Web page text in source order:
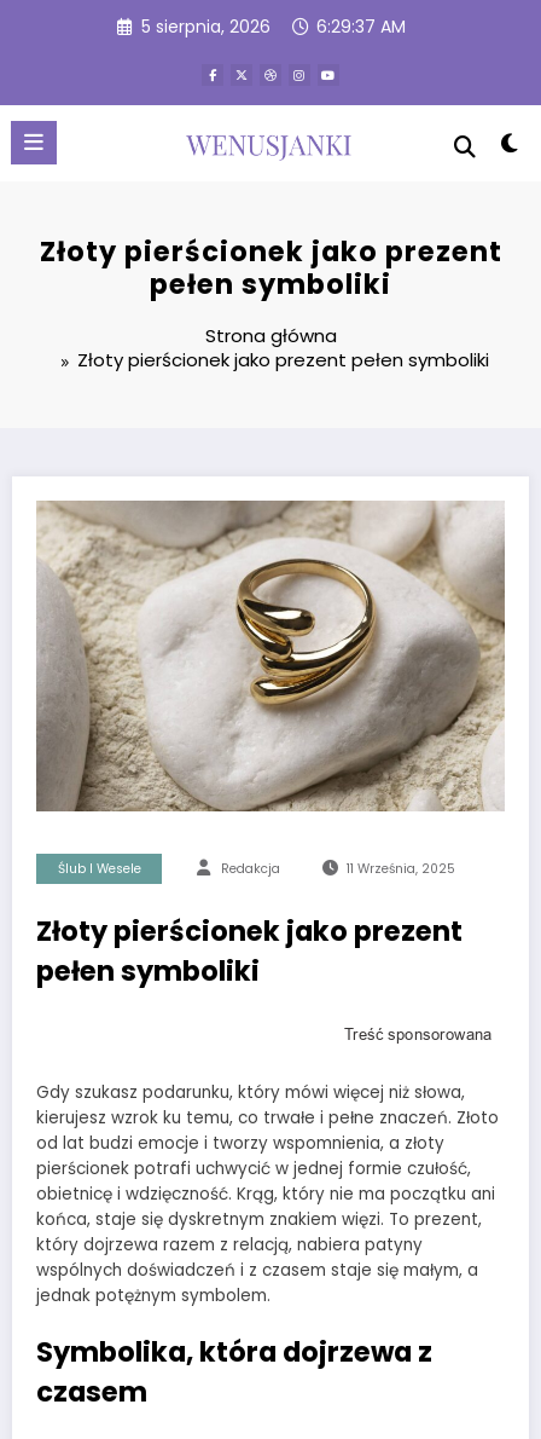
5 sierpnia, 2026 6:29:37 AM
Złoty pierścionek jako prezent
pełen symboliki
Strona główna
Złoty pierścionek jako prezent pełen symboliki
Ślub I Wesele Redakcja 11 Września, 2025
Złoty pierścionek jako prezent
pełen symboliki
Gdy szukasz podarunku, który mówi więcej niż słowa,
kierujesz wzrok ku temu, co trwałe i pełne znaczeń. Złoto
od lat budzi emocje i tworzy wspomnienia, a złoty
pierścionek potrafi uchwycić w jednej formie czułość,
obietnicę i wdzięczność. Krąg, który nie ma początku ani
końca, staje się dyskretnym znakiem więzi. To prezent,
który dojrzewa razem z relacją, nabiera patyny
wspólnych doświadczeń i z czasem staje się małym, a
jednak potężnym symbolem.
Symbolika, która dojrzewa z
czasem